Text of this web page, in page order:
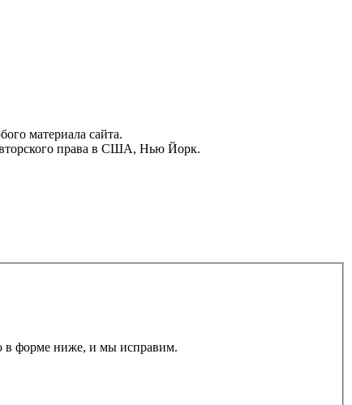
материала сайта.
права в США, Нью Йорк.
в форме ниже, и мы исправим.